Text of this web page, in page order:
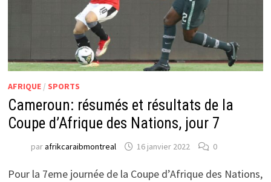
AFRIQUE/ SPORTS
Cameroun: résumés et résultats de la
Coupe d’Afrique des Nations, jour 7
parafrikcaraibmontreal 16 janvier 2022 0
Pour la 7eme journée de la Coupe d’Afrique des Nations,